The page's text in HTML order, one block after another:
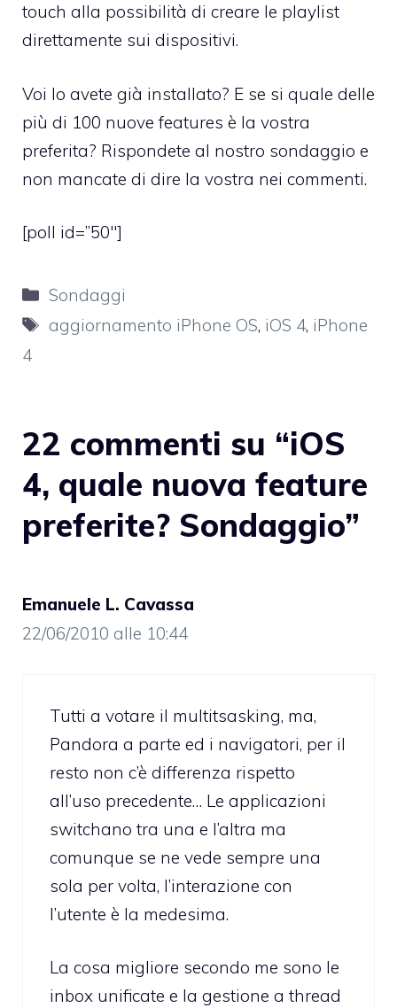
touch alla possibilità di creare le playlist
direttamente sui dispositivi.
Voi lo avete già installato? E se si quale delle
più di 100 nuove features è la vostra
preferita? Rispondete al nostro sondaggio e
non mancate di dire la vostra nei commenti.
[poll id=”50″]
Categorie
Sondaggi
Tag
aggiornamento iPhone OS, iOS 4, iPhone
4
22 commenti su “iOS
4, quale nuova feature
preferite? Sondaggio”
Emanuele L. Cavassa
22/06/2010 alle 10:44
Tutti a votare il multitsasking, ma,
Pandora a parte ed i navigatori, per il
resto non c’è differenza rispetto
all’uso precedente… Le applicazioni
switchano tra una e l’altra ma
comunque se ne vede sempre una
sola per volta, l’interazione con
l’utente è la medesima.
La cosa migliore secondo me sono le
inbox unificate e la gestione a thread